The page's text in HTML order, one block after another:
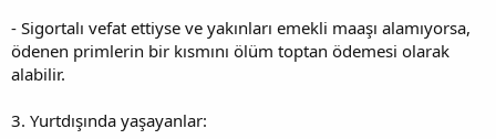
- Sigortalı vefat ettiyse ve yakınları emekli maaşı alamıyorsa,
ödenen primlerin bir kısmını ölüm toptan ödemesi olarak
alabilir.
3. Yurtdışında yaşayanlar: